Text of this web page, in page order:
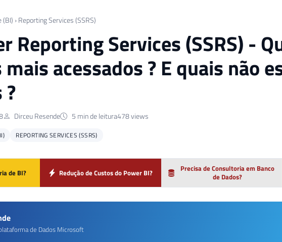
(BI) › Reporting Services (SSRS)
Reporting Services (SSRS) -
acessados ? E quais não
Dirceu Resende 5 min de leitura478 views
REPORTING SERVICES (SSRS)
de BI? Redução de Custos do Power BI?
Precisa de Consultoria em Banco
de Dados?
de Dados Microsoft